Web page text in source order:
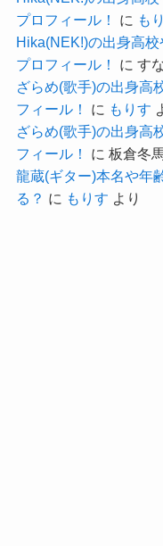
しかし、そんなギ
もまだ恋愛に至る
猪井亜美さんの
猪井亜美さんより
られます。
男性というよりも
る人の方が多いと
プロフィール！
に も
Hika(NEK!)の出身高
プロフィール！
に す
ざらめ(歌手)の出身高
フィール！
に もりす
ざらめ(歌手)の出身高
フィール！
に 板倉冬
龍蔵(ギター)本名や年
る？ に もりす より